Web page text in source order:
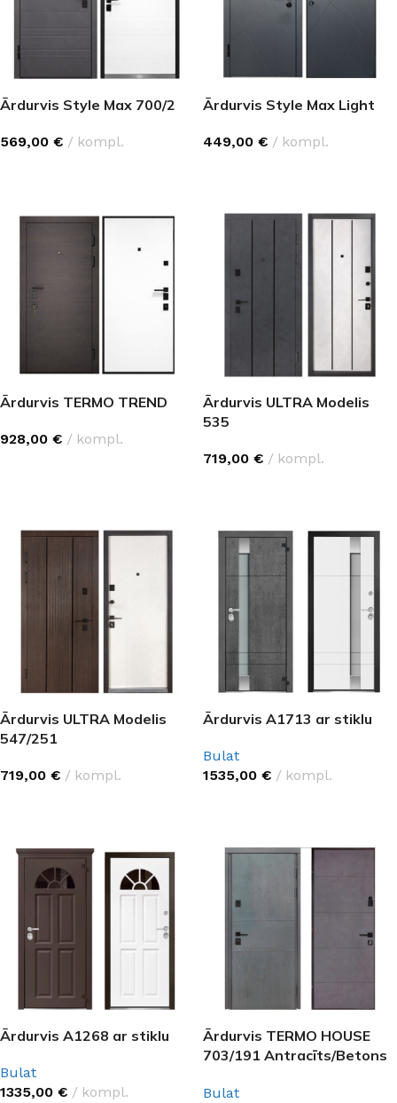
Ārdurvis Style Max 700/2
569,00 € kompl.
Ārdurvis Style Max Light
449,00 € kompl.
Ārdurvis TERMO TREND
928,00 € kompl.
Ārdurvis ULTRA Modelis
535
719,00 € kompl.
Ārdurvis ULTRA Modelis
547/251
719,00 € kompl.
Ārdurvis A1713 ar stiklu
Bulat
1535,00 € kompl.
Ārdurvis A1268 ar stiklu
Bulat
1335,00 € kompl.
Ārdurvis TERMO HOUSE
703/191 Antracīts/Betons
Bulat